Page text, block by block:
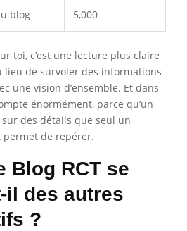
blog 5,000
toi, c’est une lecture plus claire
lieu de survoler des informations
une vision d’ensemble. Et dans
énormément, parce qu’un
des détails que seul un
de repérer.
Blog RCT se
il des autres
?